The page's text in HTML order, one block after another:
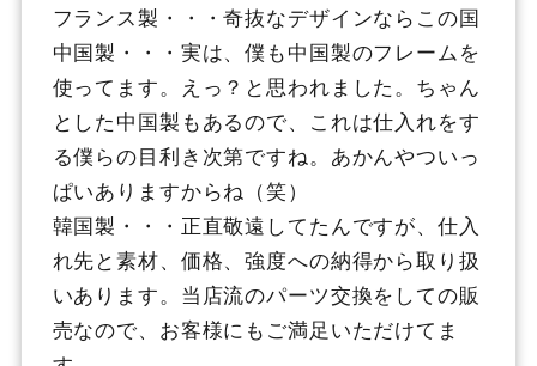
フランス製・・・奇抜なデザインならこの国
中国製・・・実は、僕も中国製のフレームを
使ってます。えっ？と思われました。ちゃん
とした中国製もあるので、これは仕入れをす
る僕らの目利き次第ですね。あかんやついっ
ぱいありますからね（笑）
韓国製・・・正直敬遠してたんですが、仕入
れ先と素材、価格、強度への納得から取り扱
いあります。当店流のパーツ交換をしての販
売なので、お客様にもご満足いただけてま